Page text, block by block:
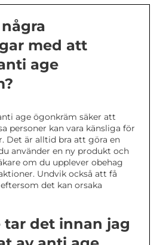
med att
age
age ögonkräm säker att
personer kan vara känsliga för
Det är alltid bra att göra en
använder en ny produkt och
om du upplever obehag
Undvik också att få
det kan orsaka
tar det innan jag